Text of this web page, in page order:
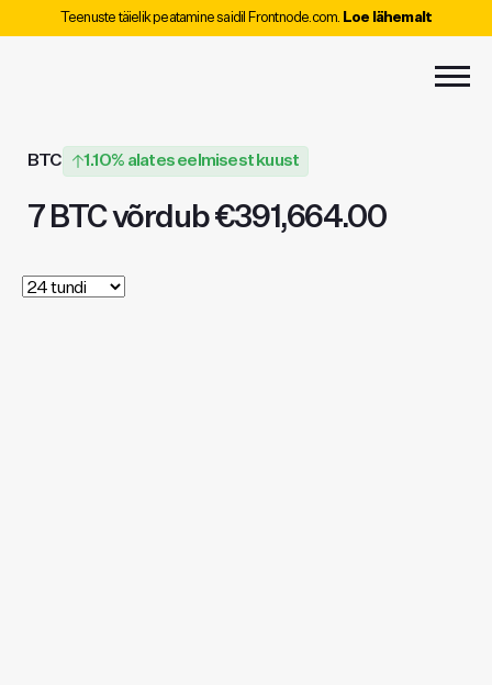
Teenuste täielik peatamine saidil Frontnode.com. Loe lähemalt
BTC 1.10% alates eelmisest kuust
7 BTC võrdub €391,664.00